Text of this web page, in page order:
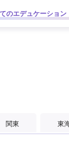
のエデュケーション
関東 東